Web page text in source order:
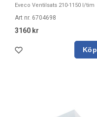
Eveco Ventilsats 210-1150 l/tim
Art nr. 6704698
3160 kr
Köp